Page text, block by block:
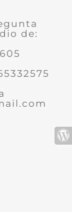
de: